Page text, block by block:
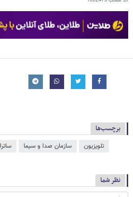
برچسب‌ها
تلویزیون سازمان صدا و سیما ساترا
نظر شما